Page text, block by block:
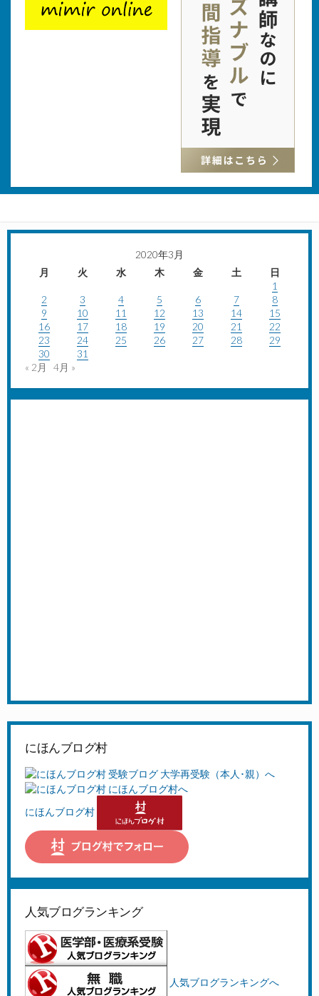
2020年3月
月
火 水 木 金 土
日
1
2
3 4 5 6 7
8
9
10 11 12 13 14
15
16
17 18 19 20 21
22
23
24 25 26 27 28
29
30
31
« 2月
4月 »
にほんブログ村
にほんブログ村
人気ブログランキング
人気ブログランキングへ